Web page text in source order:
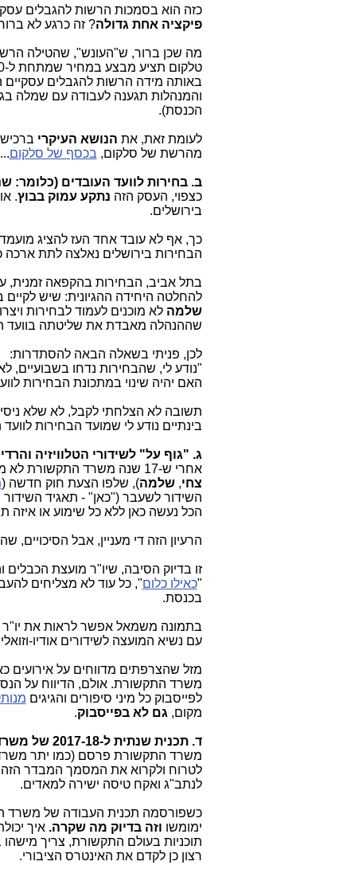
כזה הוא בסמכות הרשות להגבלים
פיקציה אחת גדולה? זה כרגע לא
מה שכן ברור, ש"העונש", שהטילה
באותה מידה הרשות להגבלים עסקיים
והמנהלות תגענה לעבודה עם שמלה
הכנסת).
לעומת זאת, את הנושא העיקרי
מהרשת של סלקום, בכסף של סלקום
ב. בחירות לוועד העובדים (כלומר:
כצפוי, העסק הזה נתקע עמוק בבוץ.
בירושלים.
כך, אף לא עובד אחד העז להציג
הבחירות בירושלים נאלצה לתת ארכה
בתל אביב, הבחירות בהקפאה
להחלטה היחידה ההגיונית: שיש
שלמה
שההנהלה מאבדת את שליטתה בוועד
לכן, פניתי בשאלה הבאה להסתדרות:
"נודע לי, שהבחירות נדחו
האם יהיה שינוי במתכונת הבחירות
תשובה לא הצלחתי לקבל, לא שלא
בינתיים נודע לי שמועד הבחירות לוועד
ג. "גוף על" לשידורי הטלוויזיה
אחרי ש-17 שנה משרד התקשורת לא מצליח להביא לאיחוד בין מועצת הכבלים והלוויין לרשות השנייה, החוכמולוגים (
צחי,שלמה), שלפו הצעת חוק חדשה (
השידור לשעבר ("כאן" - תאגיד השידור
הכל נעשה כאן ללא כל שימוע או איזה
הרעיון הזה די מעניין, אבל
זו בדיוק הסיבה, שיו"ר מועצת הכבלים
"כאילו כלום", כל עוד לא מצליחים
בכנסת.
בתמונה משמאל אפשר לראות את יו"ר
עם נשיא המועצה לשידורים אודיו-
מזל שהצרפתים מדווחים על אירועים
משרד התקשורת. אולם, הדיווח על
לפייסבוק כל מיני סיפורים והגיגים
מקום, גם לא בפייסבוק.
ד. תכנית שנתית ל-2017-18 של משרד התקשורת הישראלי
משרד התקשורת פרסם (כמו יתר
לטרוח ולקרוא את המסמך המבדר
לנתב"ג ואקח טיסה ישירה למאדים.
כשפורסמה תכנית העבודה של משרד התקשורת ל-2016,
ימומשו וזה בדיוק מה שקרה. איך
תוכניות בעולם התקשורת, צריך
רצון כן לקדם את האינטרס הציבורי.